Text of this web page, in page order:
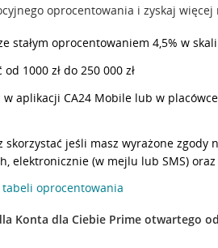
oprocentowania i zyskaj więcej
stałym oprocentowaniem 4,5% w
od 1000 zł do 250 000 zł
w aplikacji CA24 Mobile lub w
skorzystać jeśli masz wyrażone zgody
elektronicznie (w mejlu lub SMS)
tabeli oprocentowania
Konta dla Ciebie Prime otwartego